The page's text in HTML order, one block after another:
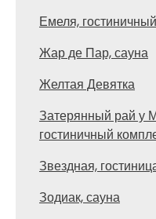
Емеля,
Жар де Пар, сауна
Желтая Девятка
Затерянный рай у
гостиничный
Звездная,
Зодиак, сауна